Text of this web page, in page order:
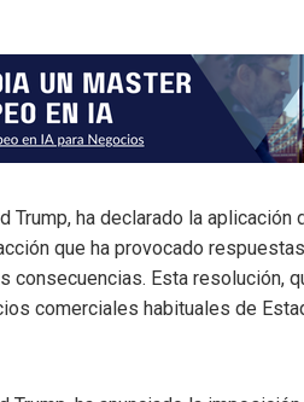
Trump, ha declarado la
que ha provocado
consecuencias. Esta resolución,
comerciales habituales de